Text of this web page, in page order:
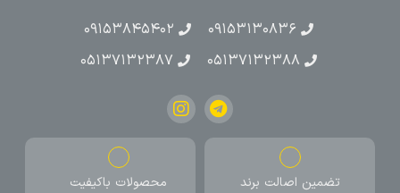
۰۹۱۵۳۱۳۰۸۳۶
۰۹۱۵۳۸۴۵۴۰۲
۰۵۱۳۷۱۳۲۳۸۸
۰۵۱۳۷۱۳۲۳۸۷
تضمین اصالت برند محصولات باکیفیت